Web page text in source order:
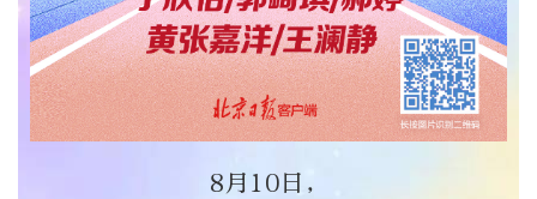
8月10日，